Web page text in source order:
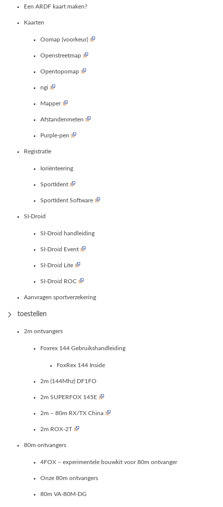
Een ARDF kaart maken?
Kaarten
Oomap (voorkeur)
Openstreetmap
Opentopomap
ngi
Mapper
Afstandenmeten
Purple-pen
Registratie
Ioriënteering
SportIdent
SportIdent Software
SI-Droid
SI-Droid handleiding
SI-Droid Event
SI-Droid Lite
SI-Droid ROC
Aanvragen sportverzekering
toestellen
2m ontvangers
Foxrex 144 Gebruikshandleiding
FoxRex 144 Inside
2m (144Mhz) DF1FO
2m SUPERFOX 145E
2m – 80m RX/TX China
2m ROX-2T
80m ontvangers
4FOX – experimentele bouwkit voor 80m ontvanger
Onze 80m ontvangers
80m VA-80M-DG